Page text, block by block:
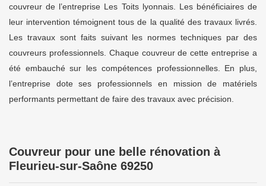
couvreur de l’entreprise Les Toits lyonnais. Les bénéficiaires de
leur intervention témoignent tous de la qualité des travaux livrés.
Les travaux sont faits suivant les normes techniques par des
couvreurs professionnels. Chaque couvreur de cette entreprise a
été embauché sur les compétences professionnelles. En plus,
l’entreprise dote ses professionnels en mission de matériels
performants permettant de faire des travaux avec précision.
Couvreur pour une belle rénovation à
Fleurieu-sur-Saône 69250